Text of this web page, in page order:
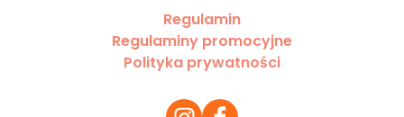
Regulamin
Regulaminy promocyjne
Polityka prywatności